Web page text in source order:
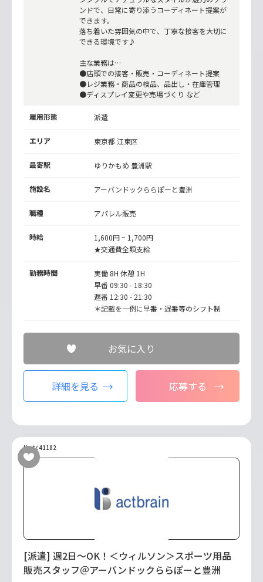
ンドで、日常に寄り添うコーディネート提案が
できます。
落ち着いた雰囲気の中で、丁寧な接客を大切に
できる環境です♪
主な業務は…
●店頭での接客・販売・コーディネート提案
●レジ業務・商品の検品、品出し・在庫管理
●ディスプレイ変更や売場づくり など
雇用形態 派遣
エリア 東京都 江東区
最寄駅 ゆりかもめ 豊洲駅
施設名 アーバンドックららぽーと豊洲
職種 アパレル販売
時給
1,600円 ~ 1,700円
★交通費全額支給
勤務時間
実働 8H 休憩 1H
早番 09:30 - 18:30
遅番 12:30 - 21:30
＊記載を一例に早番・遅番等のシフト制
お気に入り
詳細を見る 応募する
No.tc41182
[派遣] 週2日～OK！＜ウィルソン＞スポーツ用品
販売スタッフ＠アーバンドックららぽーと豊洲